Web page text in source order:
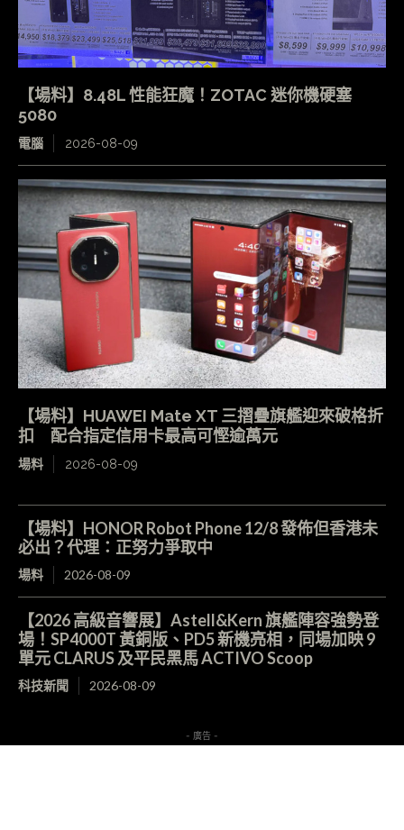
【場料】8.48L 性能狂魔！ZOTAC 迷你機硬塞
5080
電腦 2026-08-09
【場料】HUAWEI Mate XT 三摺疊旗艦迎來破格折
扣 配合指定信用卡最高可慳逾萬元
場料 2026-08-09
【場料】HONOR Robot Phone 12/8 發佈但香港未
必出？代理：正努力爭取中
場料 2026-08-09
【2026 高級音響展】Astell&Kern 旗艦陣容強勢登
場！SP4000T 黃銅版、PD5 新機亮相，同場加映 9
單元 CLARUS 及平民黑馬 ACTIVO Scoop
科技新聞 2026-08-09
- 廣告 -